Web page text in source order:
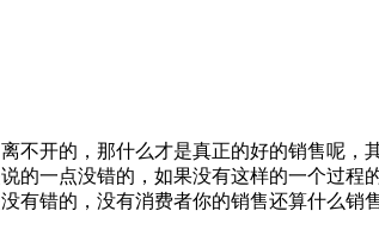
开的，那什么才是真正的好的销售呢，
的一点没错的，如果没有这样的一个过
有错的，没有消费者你的销售还算什么